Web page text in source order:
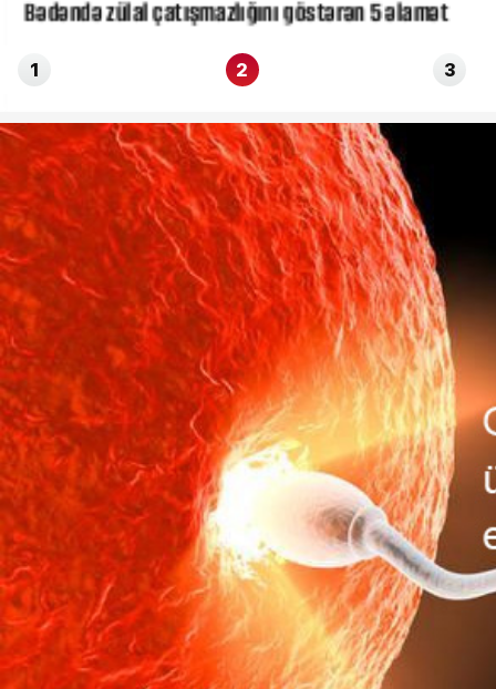
Bədəndə zülal çatışmazlığını göstərən 5 əlamət
1 2 3